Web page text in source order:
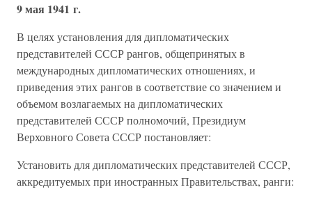
9 мая 1941 г.
В целях установления для дипломатических
представителей СССР рангов, общепринятых в
международных дипломатических отношениях, и
приведения этих рангов в соответствие со значением и
объемом возлагаемых на дипломатических
представителей СССР полномочий, Президиум
Верховного Совета СССР постановляет:
Установить для дипломатических представителей СССР,
аккредитуемых при иностранных Правительствах, ранги: